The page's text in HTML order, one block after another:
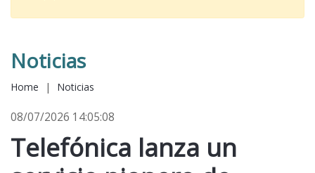
Noticias
Home | Noticias
08/07/2026 14:05:08
Telefónica lanza un